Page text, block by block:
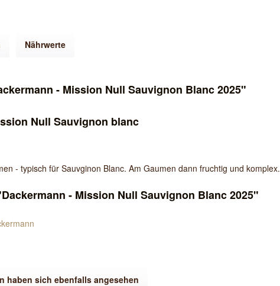
Nährwerte
- Mission Null Sauvignon Blanc 2025"
Null Sauvignon blanc
- typisch für Sauvginon Blanc. Am Gaumen dann fruchtig und komplex.
- Mission Null Sauvignon Blanc 2025"
haben sich ebenfalls angesehen